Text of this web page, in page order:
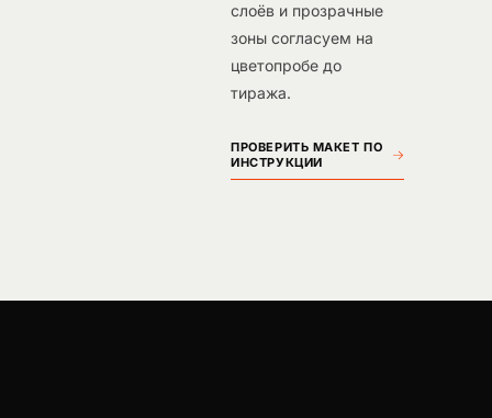
слоёв и прозрачные
зоны согласуем на
цветопробе до
тиража.
ПРОВЕРИТЬ МАКЕТ ПО
ИНСТРУКЦИИ